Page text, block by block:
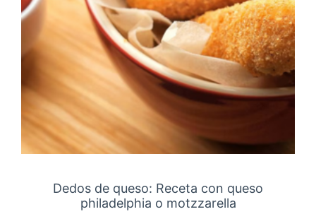
Dedos de queso: Receta con queso
philadelphia o motzzarella